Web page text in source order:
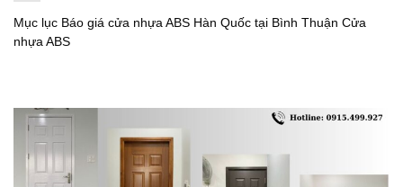
Mục lục Báo giá cửa nhựa ABS Hàn Quốc tại Bình Thuận Cửa
nhựa ABS